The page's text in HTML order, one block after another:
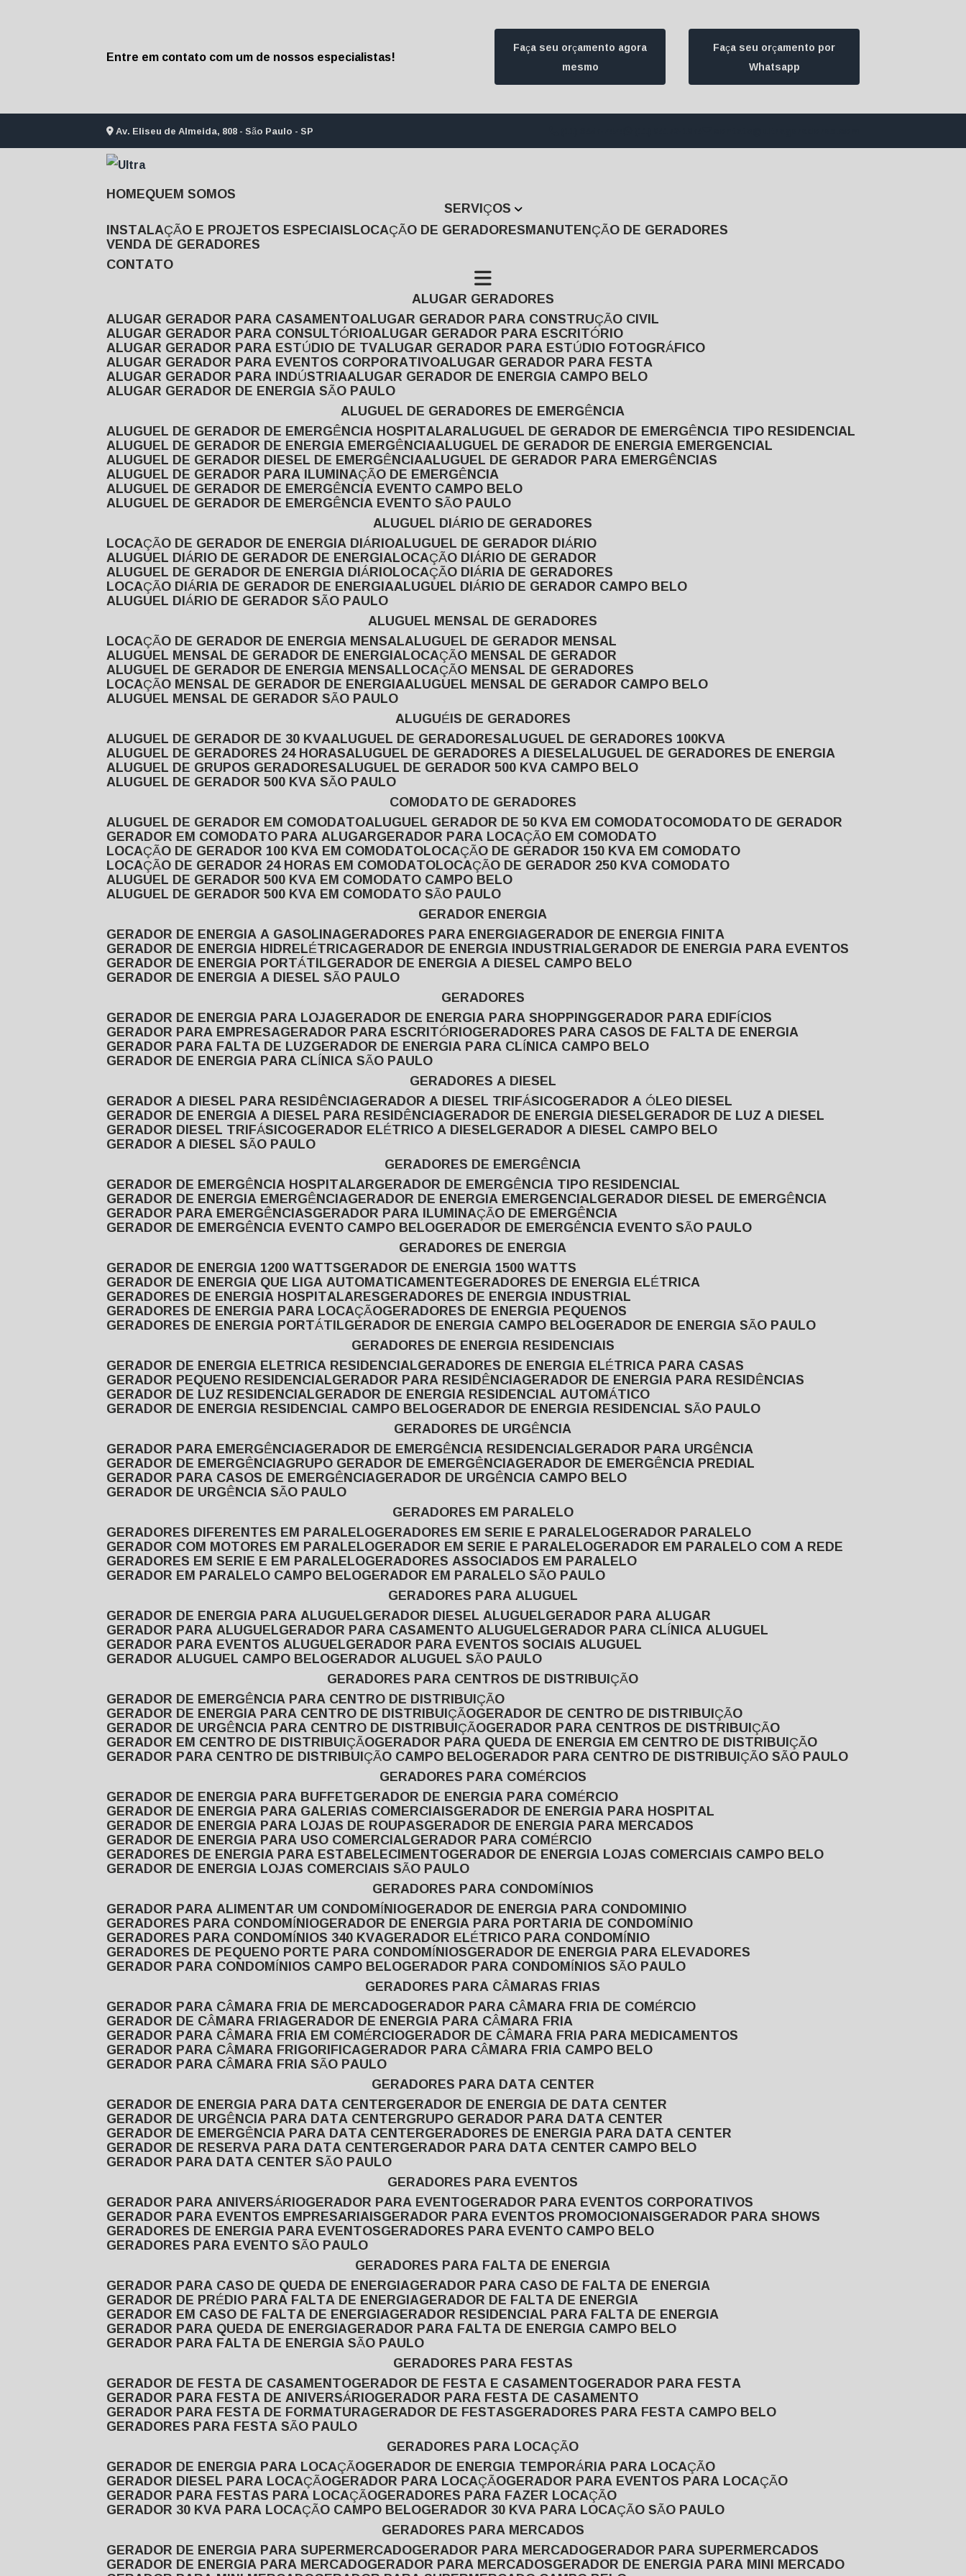
Entre em contato com um de nossos especialistas!
Faça seu orçamento agora
mesmo
Faça seu orçamento por
Whatsapp
Av. Eliseu de Almeida, 808 - São Paulo - SP
HOME QUEM SOMOS
SERVIÇOS
INSTALAÇÃO E PROJETOS ESPECIAIS LOCAÇÃO DE GERADORES MANUTENÇÃO DE GERADORES
VENDA DE GERADORES
CONTATO
ALUGAR GERADORES
ALUGAR GERADOR PARA CASAMENTO ALUGAR GERADOR PARA CONSTRUÇÃO CIVIL
ALUGAR GERADOR PARA CONSULTÓRIO ALUGAR GERADOR PARA ESCRITÓRIO
ALUGAR GERADOR PARA ESTÚDIO DE TV ALUGAR GERADOR PARA ESTÚDIO FOTOGRÁFICO
ALUGAR GERADOR PARA EVENTOS CORPORATIVO ALUGAR GERADOR PARA FESTA
ALUGAR GERADOR PARA INDÚSTRIA ALUGAR GERADOR DE ENERGIA CAMPO BELO
ALUGAR GERADOR DE ENERGIA SÃO PAULO
ALUGUEL DE GERADORES DE EMERGÊNCIA
ALUGUEL DE GERADOR DE EMERGÊNCIA HOSPITALAR ALUGUEL DE GERADOR DE EMERGÊNCIA TIPO RESIDENCIAL
ALUGUEL DE GERADOR DE ENERGIA EMERGÊNCIA ALUGUEL DE GERADOR DE ENERGIA EMERGENCIAL
ALUGUEL DE GERADOR DIESEL DE EMERGÊNCIA ALUGUEL DE GERADOR PARA EMERGÊNCIAS
ALUGUEL DE GERADOR PARA ILUMINAÇÃO DE EMERGÊNCIA
ALUGUEL DE GERADOR DE EMERGÊNCIA EVENTO CAMPO BELO
ALUGUEL DE GERADOR DE EMERGÊNCIA EVENTO SÃO PAULO
ALUGUEL DIÁRIO DE GERADORES
LOCAÇÃO DE GERADOR DE ENERGIA DIÁRIO ALUGUEL DE GERADOR DIÁRIO
ALUGUEL DIÁRIO DE GERADOR DE ENERGIA LOCAÇÃO DIÁRIO DE GERADOR
ALUGUEL DE GERADOR DE ENERGIA DIÁRIO LOCAÇÃO DIÁRIA DE GERADORES
LOCAÇÃO DIÁRIA DE GERADOR DE ENERGIA ALUGUEL DIÁRIO DE GERADOR CAMPO BELO
ALUGUEL DIÁRIO DE GERADOR SÃO PAULO
ALUGUEL MENSAL DE GERADORES
LOCAÇÃO DE GERADOR DE ENERGIA MENSAL ALUGUEL DE GERADOR MENSAL
ALUGUEL MENSAL DE GERADOR DE ENERGIA LOCAÇÃO MENSAL DE GERADOR
ALUGUEL DE GERADOR DE ENERGIA MENSAL LOCAÇÃO MENSAL DE GERADORES
LOCAÇÃO MENSAL DE GERADOR DE ENERGIA ALUGUEL MENSAL DE GERADOR CAMPO BELO
ALUGUEL MENSAL DE GERADOR SÃO PAULO
ALUGUÉIS DE GERADORES
ALUGUEL DE GERADOR DE 30 KVA ALUGUEL DE GERADORES ALUGUEL DE GERADORES 100KVA
ALUGUEL DE GERADORES 24 HORAS ALUGUEL DE GERADORES A DIESEL ALUGUEL DE GERADORES DE ENERGIA
ALUGUEL DE GRUPOS GERADORES ALUGUEL DE GERADOR 500 KVA CAMPO BELO
ALUGUEL DE GERADOR 500 KVA SÃO PAULO
COMODATO DE GERADORES
ALUGUEL DE GERADOR EM COMODATO ALUGUEL GERADOR DE 50 KVA EM COMODATO COMODATO DE GERADOR
GERADOR EM COMODATO PARA ALUGAR GERADOR PARA LOCAÇÃO EM COMODATO
LOCAÇÃO DE GERADOR 100 KVA EM COMODATO LOCAÇÃO DE GERADOR 150 KVA EM COMODATO
LOCAÇÃO DE GERADOR 24 HORAS EM COMODATO LOCAÇÃO DE GERADOR 250 KVA COMODATO
ALUGUEL DE GERADOR 500 KVA EM COMODATO CAMPO BELO
ALUGUEL DE GERADOR 500 KVA EM COMODATO SÃO PAULO
GERADOR ENERGIA
GERADOR DE ENERGIA A GASOLINA GERADORES PARA ENERGIA GERADOR DE ENERGIA FINITA
GERADOR DE ENERGIA HIDRELÉTRICA GERADOR DE ENERGIA INDUSTRIAL GERADOR DE ENERGIA PARA EVENTOS
GERADOR DE ENERGIA PORTÁTIL GERADOR DE ENERGIA A DIESEL CAMPO BELO
GERADOR DE ENERGIA A DIESEL SÃO PAULO
GERADORES
GERADOR DE ENERGIA PARA LOJA GERADOR DE ENERGIA PARA SHOPPING GERADOR PARA EDIFÍCIOS
GERADOR PARA EMPRESA GERADOR PARA ESCRITÓRIO GERADORES PARA CASOS DE FALTA DE ENERGIA
GERADOR PARA FALTA DE LUZ GERADOR DE ENERGIA PARA CLÍNICA CAMPO BELO
GERADOR DE ENERGIA PARA CLÍNICA SÃO PAULO
GERADORES A DIESEL
GERADOR A DIESEL PARA RESIDÊNCIA GERADOR A DIESEL TRIFÁSICO GERADOR A ÓLEO DIESEL
GERADOR DE ENERGIA A DIESEL PARA RESIDÊNCIA GERADOR DE ENERGIA DIESEL GERADOR DE LUZ A DIESEL
GERADOR DIESEL TRIFÁSICO GERADOR ELÉTRICO A DIESEL GERADOR A DIESEL CAMPO BELO
GERADOR A DIESEL SÃO PAULO
GERADORES DE EMERGÊNCIA
GERADOR DE EMERGÊNCIA HOSPITALAR GERADOR DE EMERGÊNCIA TIPO RESIDENCIAL
GERADOR DE ENERGIA EMERGÊNCIA GERADOR DE ENERGIA EMERGENCIAL GERADOR DIESEL DE EMERGÊNCIA
GERADOR PARA EMERGÊNCIAS GERADOR PARA ILUMINAÇÃO DE EMERGÊNCIA
GERADOR DE EMERGÊNCIA EVENTO CAMPO BELO GERADOR DE EMERGÊNCIA EVENTO SÃO PAULO
GERADORES DE ENERGIA
GERADOR DE ENERGIA 1200 WATTS GERADOR DE ENERGIA 1500 WATTS
GERADOR DE ENERGIA QUE LIGA AUTOMATICAMENTE GERADORES DE ENERGIA ELÉTRICA
GERADORES DE ENERGIA HOSPITALARES GERADORES DE ENERGIA INDUSTRIAL
GERADORES DE ENERGIA PARA LOCAÇÃO GERADORES DE ENERGIA PEQUENOS
GERADORES DE ENERGIA PORTÁTIL GERADOR DE ENERGIA CAMPO BELO GERADOR DE ENERGIA SÃO PAULO
GERADORES DE ENERGIA RESIDENCIAIS
GERADOR DE ENERGIA ELETRICA RESIDENCIAL GERADORES DE ENERGIA ELÉTRICA PARA CASAS
GERADOR PEQUENO RESIDENCIAL GERADOR PARA RESIDÊNCIA GERADOR DE ENERGIA PARA RESIDÊNCIAS
GERADOR DE LUZ RESIDENCIAL GERADOR DE ENERGIA RESIDENCIAL AUTOMÁTICO
GERADOR DE ENERGIA RESIDENCIAL CAMPO BELO GERADOR DE ENERGIA RESIDENCIAL SÃO PAULO
GERADORES DE URGÊNCIA
GERADOR PARA EMERGÊNCIA GERADOR DE EMERGÊNCIA RESIDENCIAL GERADOR PARA URGÊNCIA
GERADOR DE EMERGÊNCIA GRUPO GERADOR DE EMERGÊNCIA GERADOR DE EMERGÊNCIA PREDIAL
GERADOR PARA CASOS DE EMERGÊNCIA GERADOR DE URGÊNCIA CAMPO BELO
GERADOR DE URGÊNCIA SÃO PAULO
GERADORES EM PARALELO
GERADORES DIFERENTES EM PARALELO GERADORES EM SERIE E PARALELO GERADOR PARALELO
GERADOR COM MOTORES EM PARALELO GERADOR EM SERIE E PARALELO GERADOR EM PARALELO COM A REDE
GERADORES EM SERIE E EM PARALELO GERADORES ASSOCIADOS EM PARALELO
GERADOR EM PARALELO CAMPO BELO GERADOR EM PARALELO SÃO PAULO
GERADORES PARA ALUGUEL
GERADOR DE ENERGIA PARA ALUGUEL GERADOR DIESEL ALUGUEL GERADOR PARA ALUGAR
GERADOR PARA ALUGUEL GERADOR PARA CASAMENTO ALUGUEL GERADOR PARA CLÍNICA ALUGUEL
GERADOR PARA EVENTOS ALUGUEL GERADOR PARA EVENTOS SOCIAIS ALUGUEL
GERADOR ALUGUEL CAMPO BELO GERADOR ALUGUEL SÃO PAULO
GERADORES PARA CENTROS DE DISTRIBUIÇÃO
GERADOR DE EMERGÊNCIA PARA CENTRO DE DISTRIBUIÇÃO
GERADOR DE ENERGIA PARA CENTRO DE DISTRIBUIÇÃO GERADOR DE CENTRO DE DISTRIBUIÇÃO
GERADOR DE URGÊNCIA PARA CENTRO DE DISTRIBUIÇÃO GERADOR PARA CENTROS DE DISTRIBUIÇÃO
GERADOR EM CENTRO DE DISTRIBUIÇÃO GERADOR PARA QUEDA DE ENERGIA EM CENTRO DE DISTRIBUIÇÃO
GERADOR PARA CENTRO DE DISTRIBUIÇÃO CAMPO BELO GERADOR PARA CENTRO DE DISTRIBUIÇÃO SÃO PAULO
GERADORES PARA COMÉRCIOS
GERADOR DE ENERGIA PARA BUFFET GERADOR DE ENERGIA PARA COMÉRCIO
GERADOR DE ENERGIA PARA GALERIAS COMERCIAIS GERADOR DE ENERGIA PARA HOSPITAL
GERADOR DE ENERGIA PARA LOJAS DE ROUPAS GERADOR DE ENERGIA PARA MERCADOS
GERADOR DE ENERGIA PARA USO COMERCIAL GERADOR PARA COMÉRCIO
GERADORES DE ENERGIA PARA ESTABELECIMENTO GERADOR DE ENERGIA LOJAS COMERCIAIS CAMPO BELO
GERADOR DE ENERGIA LOJAS COMERCIAIS SÃO PAULO
GERADORES PARA CONDOMÍNIOS
GERADOR PARA ALIMENTAR UM CONDOMÍNIO GERADOR DE ENERGIA PARA CONDOMINIO
GERADORES PARA CONDOMÍNIO GERADOR DE ENERGIA PARA PORTARIA DE CONDOMÍNIO
GERADORES PARA CONDOMÍNIOS 340 KVA GERADOR ELÉTRICO PARA CONDOMÍNIO
GERADORES DE PEQUENO PORTE PARA CONDOMÍNIOS GERADOR DE ENERGIA PARA ELEVADORES
GERADOR PARA CONDOMÍNIOS CAMPO BELO GERADOR PARA CONDOMÍNIOS SÃO PAULO
GERADORES PARA CÂMARAS FRIAS
GERADOR PARA CÂMARA FRIA DE MERCADO GERADOR PARA CÂMARA FRIA DE COMÉRCIO
GERADOR DE CÂMARA FRIA GERADOR DE ENERGIA PARA CÂMARA FRIA
GERADOR PARA CÂMARA FRIA EM COMÉRCIO GERADOR DE CÂMARA FRIA PARA MEDICAMENTOS
GERADOR PARA CÂMARA FRIGORIFICA GERADOR PARA CÂMARA FRIA CAMPO BELO
GERADOR PARA CÂMARA FRIA SÃO PAULO
GERADORES PARA DATA CENTER
GERADOR DE ENERGIA PARA DATA CENTER GERADOR DE ENERGIA DE DATA CENTER
GERADOR DE URGÊNCIA PARA DATA CENTER GRUPO GERADOR PARA DATA CENTER
GERADOR DE EMERGÊNCIA PARA DATA CENTER GERADORES DE ENERGIA PARA DATA CENTER
GERADOR DE RESERVA PARA DATA CENTER GERADOR PARA DATA CENTER CAMPO BELO
GERADOR PARA DATA CENTER SÃO PAULO
GERADORES PARA EVENTOS
GERADOR PARA ANIVERSÁRIO GERADOR PARA EVENTO GERADOR PARA EVENTOS CORPORATIVOS
GERADOR PARA EVENTOS EMPRESARIAIS GERADOR PARA EVENTOS PROMOCIONAIS GERADOR PARA SHOWS
GERADORES DE ENERGIA PARA EVENTOS GERADORES PARA EVENTO CAMPO BELO
GERADORES PARA EVENTO SÃO PAULO
GERADORES PARA FALTA DE ENERGIA
GERADOR PARA CASO DE QUEDA DE ENERGIA GERADOR PARA CASO DE FALTA DE ENERGIA
GERADOR DE PRÉDIO PARA FALTA DE ENERGIA GERADOR DE FALTA DE ENERGIA
GERADOR EM CASO DE FALTA DE ENERGIA GERADOR RESIDENCIAL PARA FALTA DE ENERGIA
GERADOR PARA QUEDA DE ENERGIA GERADOR PARA FALTA DE ENERGIA CAMPO BELO
GERADOR PARA FALTA DE ENERGIA SÃO PAULO
GERADORES PARA FESTAS
GERADOR DE FESTA DE CASAMENTO GERADOR DE FESTA E CASAMENTO GERADOR PARA FESTA
GERADOR PARA FESTA DE ANIVERSÁRIO GERADOR PARA FESTA DE CASAMENTO
GERADOR PARA FESTA DE FORMATURA GERADOR DE FESTAS GERADORES PARA FESTA CAMPO BELO
GERADORES PARA FESTA SÃO PAULO
GERADORES PARA LOCAÇÃO
GERADOR DE ENERGIA PARA LOCAÇÃO GERADOR DE ENERGIA TEMPORÁRIA PARA LOCAÇÃO
GERADOR DIESEL PARA LOCAÇÃO GERADOR PARA LOCAÇÃO GERADOR PARA EVENTOS PARA LOCAÇÃO
GERADOR PARA FESTAS PARA LOCAÇÃO GERADORES PARA FAZER LOCAÇÃO
GERADOR 30 KVA PARA LOCAÇÃO CAMPO BELO GERADOR 30 KVA PARA LOCAÇÃO SÃO PAULO
GERADORES PARA MERCADOS
GERADOR DE ENERGIA PARA SUPERMERCADO GERADOR PARA MERCADO GERADOR PARA SUPERMERCADOS
GERADOR DE ENERGIA PARA MERCADO GERADOR PARA MERCADOS GERADOR DE ENERGIA PARA MINI MERCADO